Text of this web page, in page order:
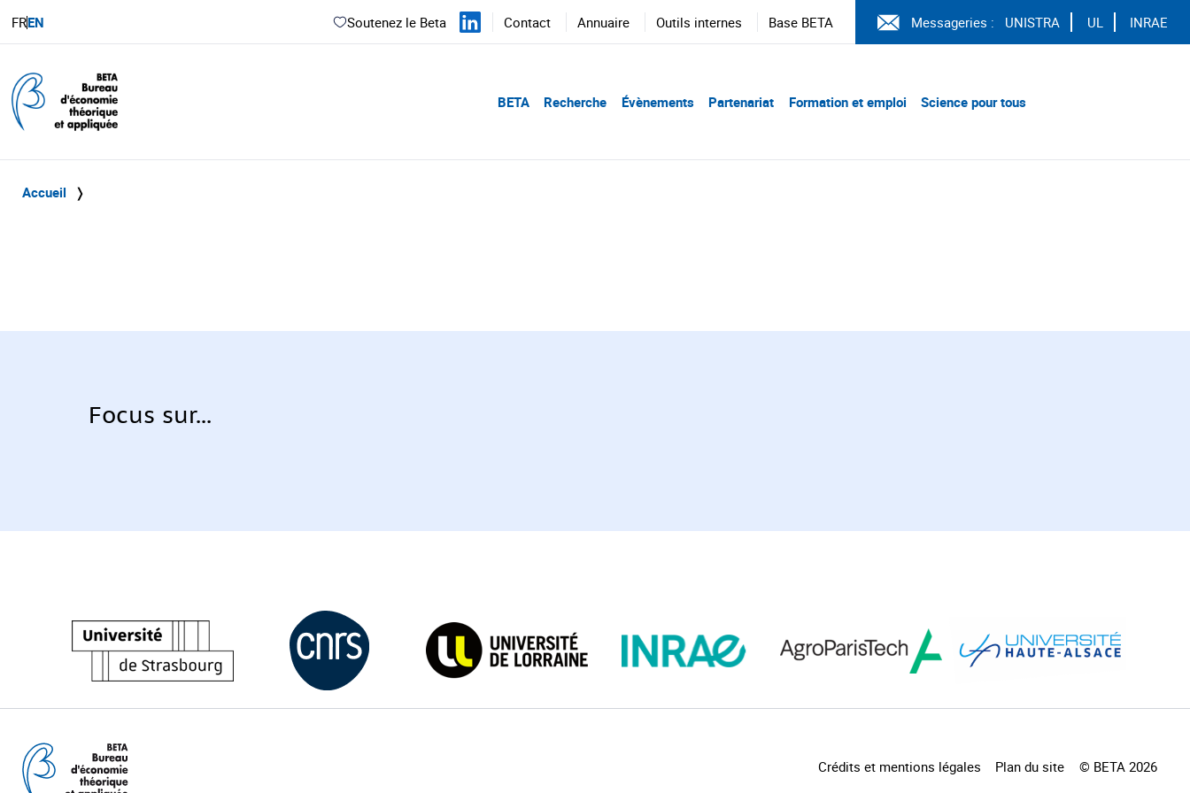
FREN Soutenez le Beta Contact Annuaire Outils internes Base BETA Messageries : UNISTRA UL INRAE
BETA Recherche Évènements Partenariat Formation et emploi Science pour tous
Accueil ❭
Focus sur...
Crédits et mentions légales Plan du site © BETA 2026